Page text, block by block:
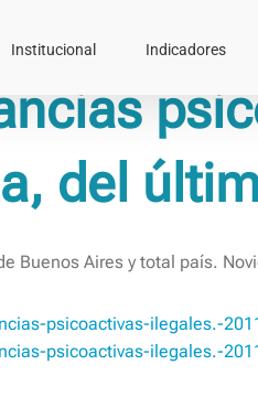
Institucional Indicadores
del
Buenos Aires y total país.
psicoactivas-ilegales.-
psicoactivas-ilegales.-